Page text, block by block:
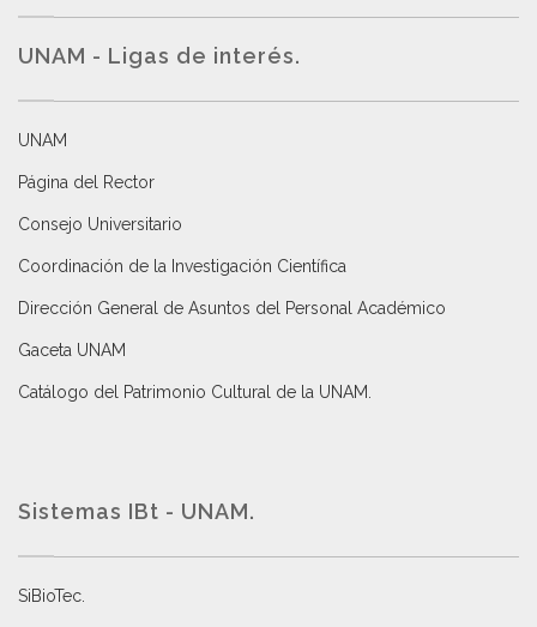
UNAM - Ligas de interés.
UNAM
Página del Rector
Consejo Universitario
Coordinación de la Investigación Científica
Dirección General de Asuntos del Personal Académico
Gaceta UNAM
Catálogo del Patrimonio Cultural de la UNAM.
Sistemas IBt - UNAM.
SiBioTec